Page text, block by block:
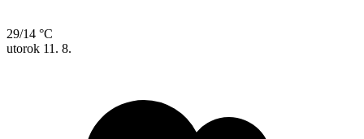
29/14 °C
utorok 11. 8.